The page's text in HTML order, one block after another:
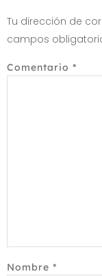
Tu dirección de
campos
Comentario *
Nombre *